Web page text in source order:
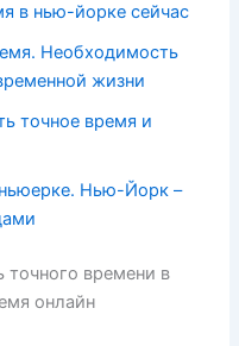
в нью-йорке сейчас
Необходимость
жизни
точное время и
Нью-Йорк –
времени в
онлайн